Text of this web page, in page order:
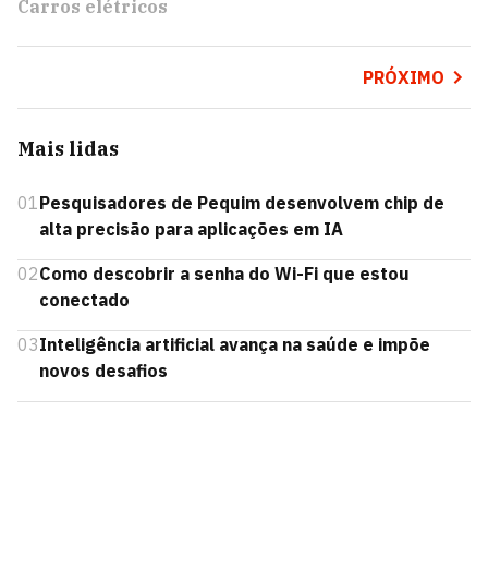
Carros elétricos
PRÓXIMO
Mais lidas
01Pesquisadores de Pequim desenvolvem chip de
alta precisão para aplicações em IA
02Como descobrir a senha do Wi-Fi que estou
conectado
03Inteligência artificial avança na saúde e impõe
novos desafios